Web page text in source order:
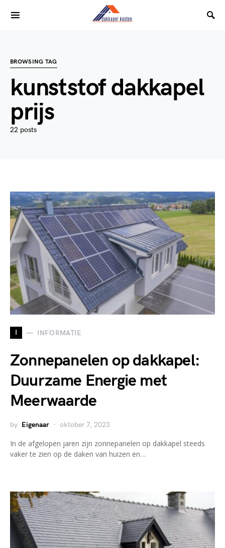
BROWSING TAG
kunststof dakkapel
prijs
22 posts
I INFORMATIE
Zonnepanelen op dakkapel:
Duurzame Energie met
Meerwaarde
by Eigenaar oktober 7, 2023
In de afgelopen jaren zijn zonnepanelen op dakkapel steeds
vaker te zien op de daken van huizen en…